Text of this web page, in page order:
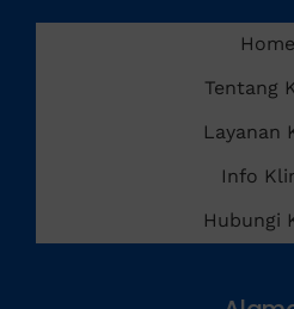
Home
Tentang
Layanan
Info
Hubungi